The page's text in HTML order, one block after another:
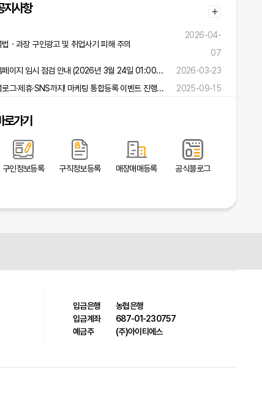
지사항
법ㆍ과장 구인광고 및 취업사기 피해 주의
2026-04-
07
홈페이지 임시 점검 안내 (2026년 3월 24일 01:00 ~ 02:00)
2026-03-23
블로그·제휴·SNS까지! 마케팅 통합등록 이벤트 진행 중!
2025-09-15
로가기
구인정보등록 구직정보등록 매장매매등록 공식블로그
입금은행
농협은행
입금계좌
687-01-230757
예금주
(주)아이티에스